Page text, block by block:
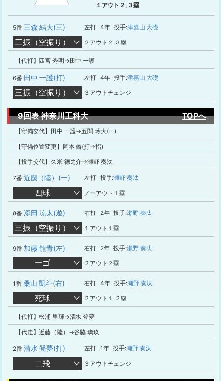
１アウト２,３塁
5番 三森 結大(三) 左打 4年 投手:津嘉山 大礎
三振（空振り） ２アウト２,３塁
【代打】四宮 秀明→田中 一護
6番 田中 一護(打) 左打 4年 投手:津嘉山 大礎
三振（空振り） ３アウトチェンジ
9回表 神奈川工科大 TOPへ
【守備交代】田中 一護→五関 玲大(一)
【守備位置変更】岡本 脩(打→指)
【投手交代】久米 德之介→瀬野 奏汰
7番 近藤（陸）(一) 左打 投手:瀬野 奏汰
四球 ノーアウト１塁
8番 添田 涼太(遊) 右打 2年 投手:瀬野 奏汰
三振（空振り） １アウト１塁
9番 加藤 龍青(左) 右打 2年 投手:瀬野 奏汰
一ゴ ２アウト２塁
1番 桑山 凱斗(右) 右打 4年 投手:瀬野 奏汰
死球 ２アウト１,２塁
【代打】松浦 里輝→清水 登夢
【代走】近藤（陸）→谷脇 璃玖
2番 清水 登夢(打) 左打 1年 投手:瀬野 奏汰
二飛 ３アウトチェンジ